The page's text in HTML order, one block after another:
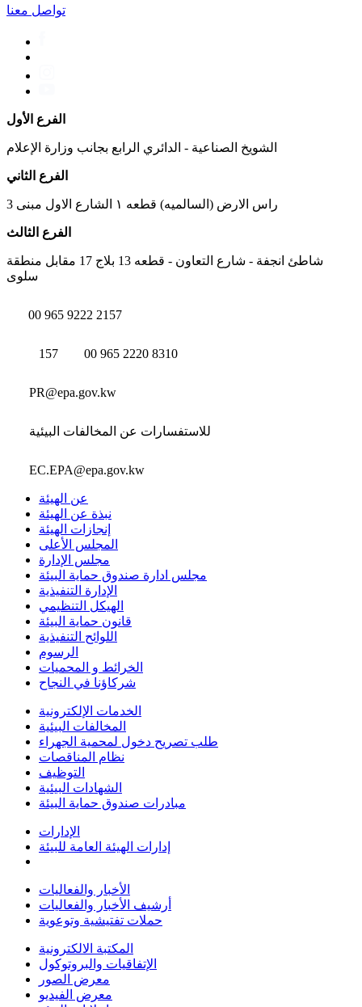
تواصل معنا
الفرع الأول
الشويخ الصناعية - الدائري الرابع بجانب وزارة الإعلام
الفرع الثاني
راس الارض (السالميه) قطعه ١ الشارع الاول مبنى 3
الفرع الثالث
شاطئ انجفة - شارع التعاون - قطعه 13 بلاج 17 مقابل منطقة
سلوى
00 965 9222 2157
157 00 965 2220 8310
PR@epa.gov.kw
للاستفسارات عن المخالفات البيئية
EC.EPA@epa.gov.kw
عن الهيئة
نبذة عن الهيئة
إنجازات الهيئة
المجلس الأعلى
مجلس الإدارة
مجلس ادارة صندوق حماية البيئة
الإدارة التنفيذية
الهيكل التنظيمي
قانون حماية البيئة
اللوائح التنفيذية
الرسوم
الخرائط و المحميات
شركاؤنا في النجاح
الخدمات الإلكترونية
المخالفات البيئية
طلب تصريح دخول لمحمية الجهراء
نظام المناقصات
التوظيف
الشهادات البيئية
مبادرات صندوق حماية البيئة
الإدارات
إدارات الهيئة العامة للبيئة
الأخبار والفعاليات
أرشيف الأخبار والفعاليات
حملات تفتيشية وتوعوية
المكتبة الالكترونية
الإتفاقيات والبروتوكول
معرض الصور
معرض الفيديو